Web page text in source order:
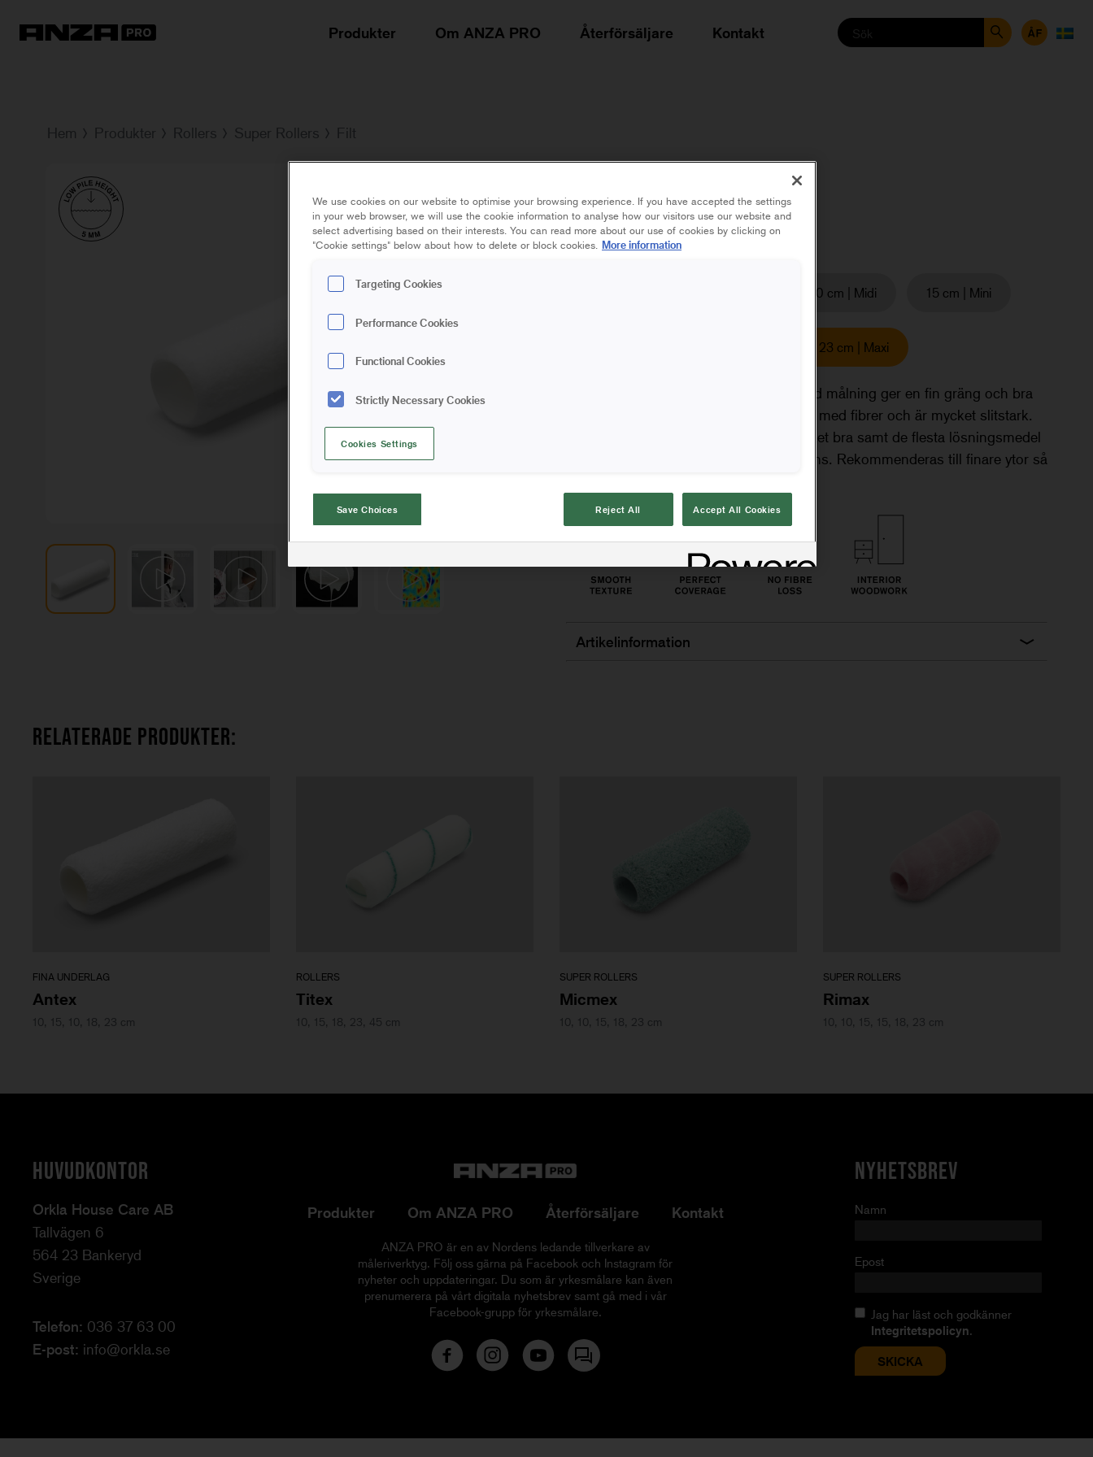
Produkter Om ANZA PRO Återförsäljare Kontakt
Hem Produkter Rollers Super Rollers Filt
FILT
10 cm | Midi 15 cm | Mini
23 cm | Maxi
Filt-rollern har en kort lugglängd som vid målning ger en fin gräng och bra
täckning. Rollern släpper även minimalt med fibrer och är mycket slitstark.
Klarar av tuffare och segare färger mycket bra samt de flesta lösningsmedel
då rollern har en hög kemikalisk resistens. Rekommenderas till finare ytor så
Artikelinformation
RELATERADE PRODUKTER:
FINA UNDERLAG
Antex
10, 15, 10, 18, 23 cm
ROLLERS
Titex
10, 15, 18, 23, 45 cm
SUPER ROLLERS
Micmex
10, 10, 15, 18, 23 cm
SUPER ROLLERS
Rimax
10, 10, 15, 15, 18, 23 cm
HUVUDKONTOR
Orkla House Care AB
Tallvägen 6
564 23 Bankeryd
Sverige
Telefon: 036 37 63 00
E-post: info@orkla.se
NYHETSBREV
Namn
Epost
Jag har läst och godkänner
Integritetspolicyn.
Produkter Om ANZA PRO Återförsäljare Kontakt
ANZA PRO är en av Nordens ledande tillverkare av
måleriverktyg. Följ oss gärna på Facebook och Instagram för
nyheter och uppdateringar. Du som är yrkesmålare kan även
prenumerera på vårt digitala nyhetsbrev samt gå med i vår
Facebook-grupp för yrkesmålare.
We use cookies on our website to optimise your browsing experience. If you have accepted the settings
in your web browser, we will use the cookie information to analyse how our visitors use our website and
select advertising based on their interests. You can read more about our use of cookies by clicking on
"Cookie settings" below about how to delete or block cookies. More information
Targeting Cookies
Performance Cookies
Functional Cookies
Strictly Necessary Cookies
Cookies Settings
Save Choices Reject All Accept All Cookies